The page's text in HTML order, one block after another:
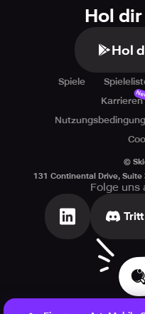
Hol
Hol
Spiele
Karrieren
©
131 Continental Drive,
Folge uns